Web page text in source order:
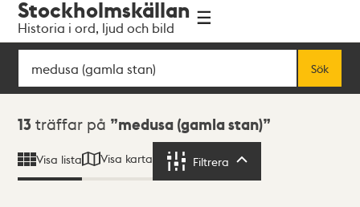
navigationen
huvudinnehållet
Stockholmskällan
Historia i ord, ljud och bild
Sök
Sök
Sökresultat
13 träffar på medusa (gamla stan)
Visa lista Visa karta Filtrera